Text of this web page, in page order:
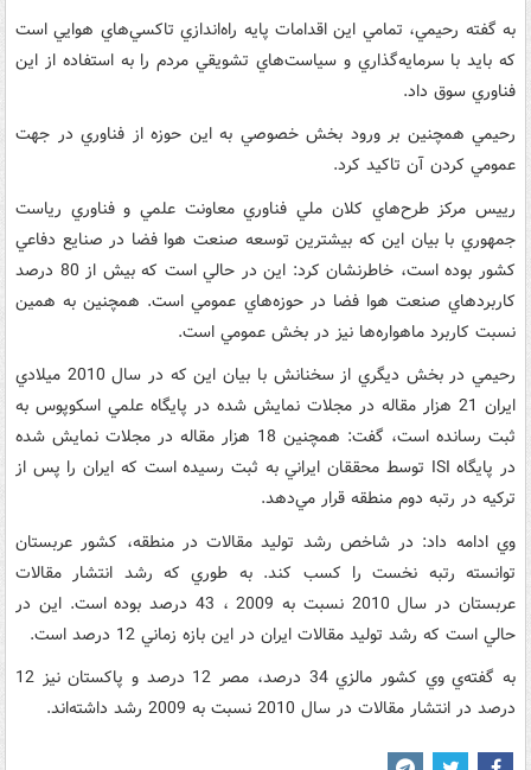
به گفته‌ رحيمي، تمامي اين اقدامات پايه‌ راه‌اندازي تاکسي‌هاي هوايي است
که بايد با سرمايه‌گذاري و سياست‌هاي تشويقي مردم را به استفاده از اين
فناوري سوق داد.
رحيمي همچنين بر ورود بخش خصوصي به اين حوزه از فناوري در جهت
عمومي کردن آن تاکيد کرد.
رييس مرکز طرح‌هاي کلان ملي فناوري معاونت علمي و فناوري رياست
جمهوري با بيان اين که بيشترين توسعه‌ صنعت هوا فضا در صنايع دفاعي
کشور بوده است، خاطرنشان کرد: اين در حالي است که بيش از 80 درصد
کاربردهاي صنعت هوا فضا در حوزه‌هاي عمومي است. همچنين به همين
نسبت کاربرد ماهواره‌ها نيز در بخش عمومي است.
رحيمي در بخش ديگري از سخنانش با بيان اين که در سال 2010 ميلادي
ايران 21 هزار مقاله در مجلات نمايش شده در پايگاه علمي اسکوپوس به
ثبت رسانده است، گفت: همچنين 18 هزار مقاله در مجلات نمايش شده
در پايگاه ISI توسط محققان ايراني به ثبت رسيده است که ايران را پس از
ترکيه در رتبه دوم منطقه قرار مي‌دهد.
وي ادامه داد: در شاخص رشد توليد مقالات در منطقه، کشور عربستان
توانسته رتبه‌ نخست را کسب کند. به طوري که رشد انتشار مقالات
عربستان در سال 2010 نسبت به 2009 ، 43 درصد بوده است. اين در
حالي است که رشد توليد مقالات ايران در اين بازه زماني 12 درصد است.
به گفته‌ي وي کشور مالزي 34 درصد، مصر 12 درصد و پاکستان نيز 12
درصد در انتشار مقالات در سال 2010 نسبت به 2009 رشد داشته‌اند.